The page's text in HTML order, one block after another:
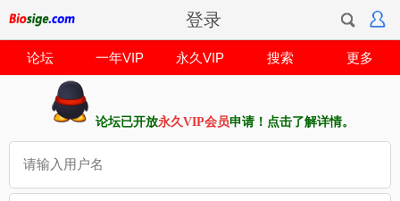
登录
论坛 一年VIP 永久VIP 搜索 更多
论坛已开放永久VIP会员申请！点击了解详情。